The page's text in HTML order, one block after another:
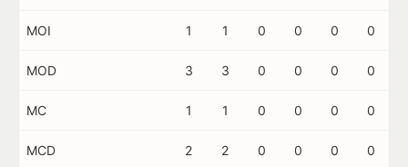
MOI 1 1 0 0 0 0
MOD 3 3 0 0 0 0
MC 1 1 0 0 0 0
MCD 2 2 0 0 0 0